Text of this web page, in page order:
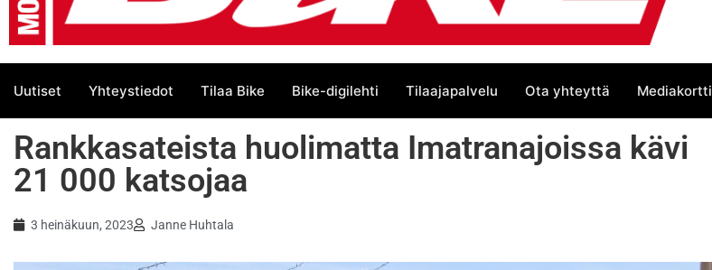
Uutiset Yhteystiedot Tilaa Bike Bike-digilehti Tilaajapalvelu Ota yhteyttä Mediakortti
Rankkasateista huolimatta Imatranajoissa kävi
21 000 katsojaa
3 heinäkuun, 2023 Janne Huhtala